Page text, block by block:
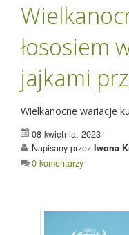
łososiem
jajkami
Wielkanocne wariacje
08 kwietnia, 2023
Napisany przez Iwona
0 komentarzy